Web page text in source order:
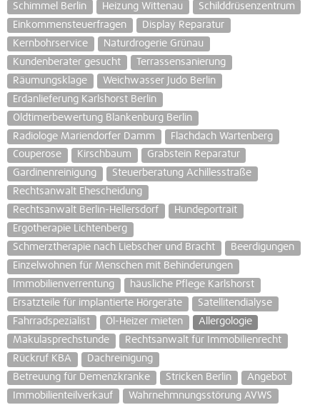
Schimmel Berlin
Heizung Wittenau
Schilddrüsenzentrum
Einkommensteuerfragen
Display Reparatur
Kernbohrservice
Naturdrogerie Grünau
Kundenberater gesucht
Terrassensanierung
Räumungsklage
Weichwasser Judo Berlin
Erdanlieferung Karlshorst Berlin
Oldtimerbewertung Blankenburg Berlin
Radiologe Mariendorfer Damm
Flachdach Wartenberg
Couperose
Kirschbaum
Grabstein Reparatur
Gardinenreinigung
Steuerberatung Achillesstraße
Rechtsanwalt Ehescheidung
Rechtsanwalt Berlin-Hellersdorf
Hundeportrait
Ergotherapie Lichtenberg
Schmerztherapie nach Liebscher und Bracht
Beerdigungen
Einzelwohnen für Menschen mit Behinderungen
Immobilienverrentung
häusliche Pflege Karlshorst
Ersatzteile für implantierte Hörgeräte
Satellitendialyse
Fahrradspezialist
Öl-Heizer mieten
Allergologie
Makulasprechstunde
Rechtsanwalt für Immobilienrecht
Rückruf KBA
Dachreinigung
Betreuung für Demenzkranke
Stricken Berlin
Angebot
Immobilienteilverkauf
Wahrnehmnungsstörung AVWS